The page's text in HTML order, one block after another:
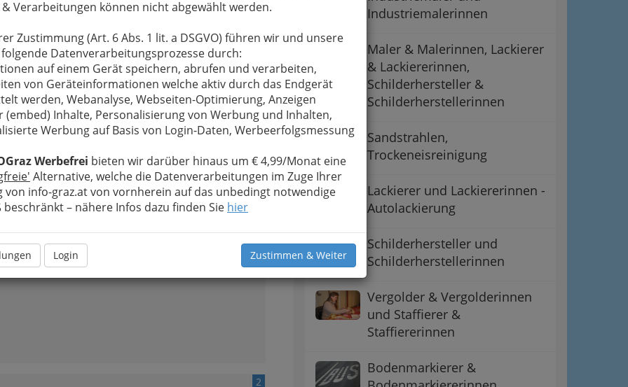
& Verarbeitungen können nicht abgewählt werden.
Zustimmung (Art. 6 Abs. 1 lit. a DSGVO) führen wir und unsere
Datenverarbeitungsprozesse durch:
auf einem Gerät speichern, abrufen und verarbeiten,
von Geräteinformationen welche aktiv durch das Endgerät
werden, Webanalyse, Webseiten-Optimierung, Anzeigen
(embed) Inhalte, Personalisierung von Werbung und Inhalten,
Werbung auf Basis von Login-Daten, Werbeerfolgsmessung
Werbefrei bieten wir darüber hinaus um € 4,99/Monat eine
Alternative, welche die Datenverarbeitungen im Zuge Ihrer
von info-graz.at von vornherein auf das unbedingt notwendige
beschränkt – nähere Infos dazu finden Sie hier
Login Zustimmen & Weiter
und Veranstaltungszelteherstellen.
Konkurrenz.
Unternehmen ein
anfertigen lassen
unserer Liste von
Graz und Graz
1
2
Industriemalerinnen
Maler & Malerinnen, Lackierer
& Lackiererinnen,
Schilderhersteller &
Schilderherstellerinnen
Sandstrahlen,
Trockeneisreinigung
Lackierer und Lackiererinnen -
Autolackierung
Schilderhersteller und
Schilderherstellerinnen
Vergolder & Vergolderinnen
und Staffierer &
Staffiererinnen
Bodenmarkierer &